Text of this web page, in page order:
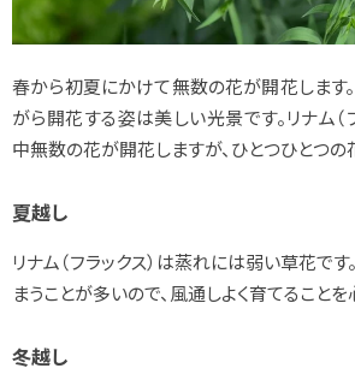
春から初夏にかけて無数の花が開花します
がら開花する姿は美しい光景です。リナム（
中無数の花が開花しますが、ひとつひとつの
夏越し
リナム（フラックス）は蒸れには弱い草花で
まうことが多いので、風通しよく育てることを
冬越し